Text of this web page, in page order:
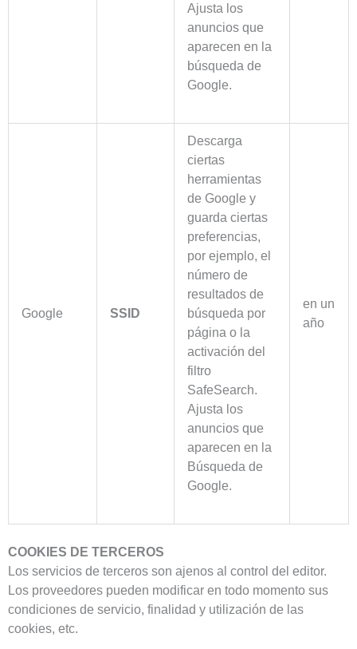
Ajusta los
anuncios que
aparecen en la
búsqueda de
Google.
Google SSID
Descarga
ciertas
herramientas
de Google y
guarda ciertas
preferencias,
por ejemplo, el
número de
resultados de
búsqueda por
página o la
activación del
filtro
SafeSearch.
Ajusta los
anuncios que
aparecen en la
Búsqueda de
Google.
en un
año
COOKIES DE TERCEROS
Los servicios de terceros son ajenos al control del editor.
Los proveedores pueden modificar en todo momento sus
condiciones de servicio, finalidad y utilización de las
cookies, etc.